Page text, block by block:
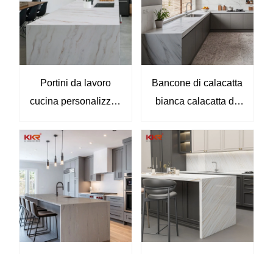
Portini da lavoro
cucina personalizzati
Surface in pietra
artificiale di
Kingkonree
Bancone di calacatta
bianca calacatta da
m8901